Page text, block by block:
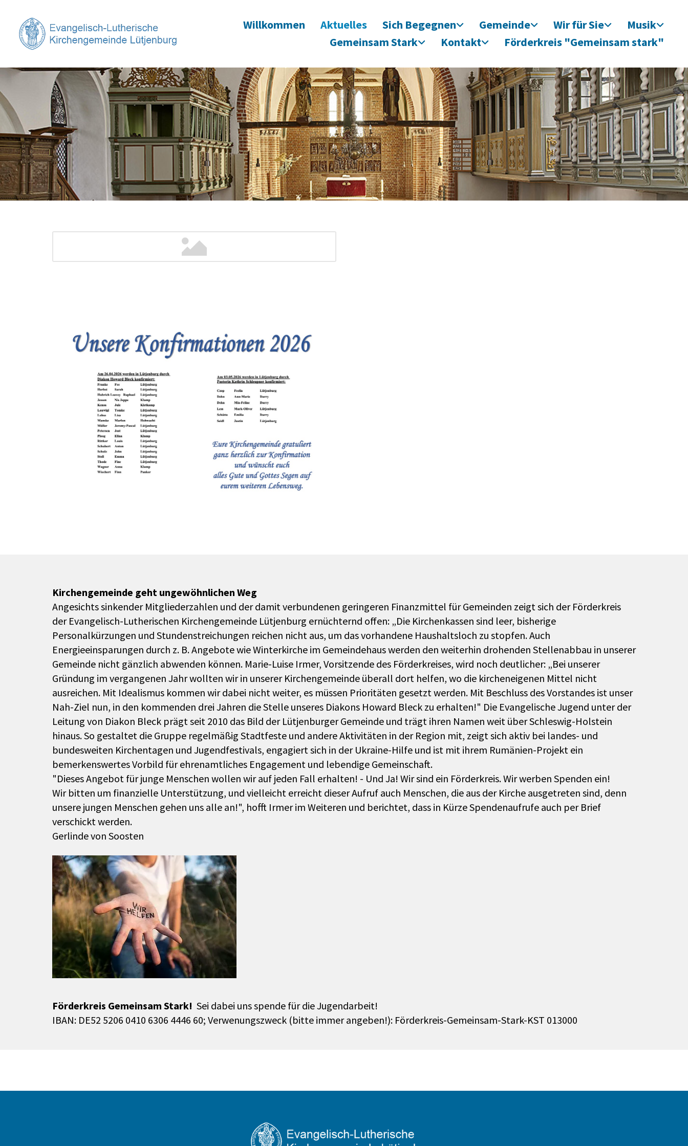
Willkommen Aktuelles Sich Begegnen Gemeinde Wir für Sie
Musik
Gemeinsam Stark
Kontakt Förderkreis "Gemeinsam stark"
Kirchengemeinde geht ungewöhnlichen Weg
Angesichts sinkender Mitgliederzahlen und der damit verbundenen geringeren Finanzmittel für Gemeinden zeigt sich der Förderkreis
der Evangelisch-Lutherischen Kirchengemeinde Lütjenburg ernüchternd offen: „Die Kirchenkassen sind leer, bisherige
Personalkürzungen und Stundenstreichungen reichen nicht aus, um das vorhandene Haushaltsloch zu stopfen. Auch
Energieeinsparungen durch z. B. Angebote wie Winterkirche im Gemeindehaus werden den weiterhin drohenden Stellenabbau in unserer
Gemeinde nicht gänzlich abwenden können. Marie-Luise Irmer, Vorsitzende des Förderkreises, wird noch deutlicher: „Bei unserer
Gründung im vergangenen Jahr wollten wir in unserer Kirchengemeinde überall dort helfen, wo die kircheneigenen Mittel nicht
ausreichen. Mit Idealismus kommen wir dabei nicht weiter, es müssen Prioritäten gesetzt werden. Mit Beschluss des Vorstandes ist unser
Nah-Ziel nun, in den kommenden drei Jahren die Stelle unseres Diakons Howard Bleck zu erhalten!" Die Evangelische Jugend unter der
Leitung von Diakon Bleck prägt seit 2010 das Bild der Lütjenburger Gemeinde und trägt ihren Namen weit über Schleswig-Holstein
hinaus. So gestaltet die Gruppe regelmäßig Stadtfeste und andere Aktivitäten in der Region mit, zeigt sich aktiv bei landes- und
bundesweiten Kirchentagen und Jugendfestivals, engagiert sich in der Ukraine-Hilfe und ist mit ihrem Rumänien-Projekt ein
bemerkenswertes Vorbild für ehrenamtliches Engagement und lebendige Gemeinschaft.
"Dieses Angebot für junge Menschen wollen wir auf jeden Fall erhalten! - Und Ja! Wir sind ein Förderkreis. Wir werben Spenden ein!
Wir bitten um finanzielle Unterstützung, und vielleicht erreicht dieser Aufruf auch Menschen, die aus der Kirche ausgetreten sind, denn
unsere jungen Menschen gehen uns alle an!", hofft Irmer im Weiteren und berichtet, dass in Kürze Spendenaufrufe auch per Brief
verschickt werden.
Gerlinde von Soosten
Förderkreis Gemeinsam Stark! Sei dabei uns spende für die Jugendarbeit!
IBAN: DE52 5206 0410 6306 4446 60; Verwenungszweck (bitte immer angeben!): Förderkreis-Gemeinsam-Stark-KST 013000